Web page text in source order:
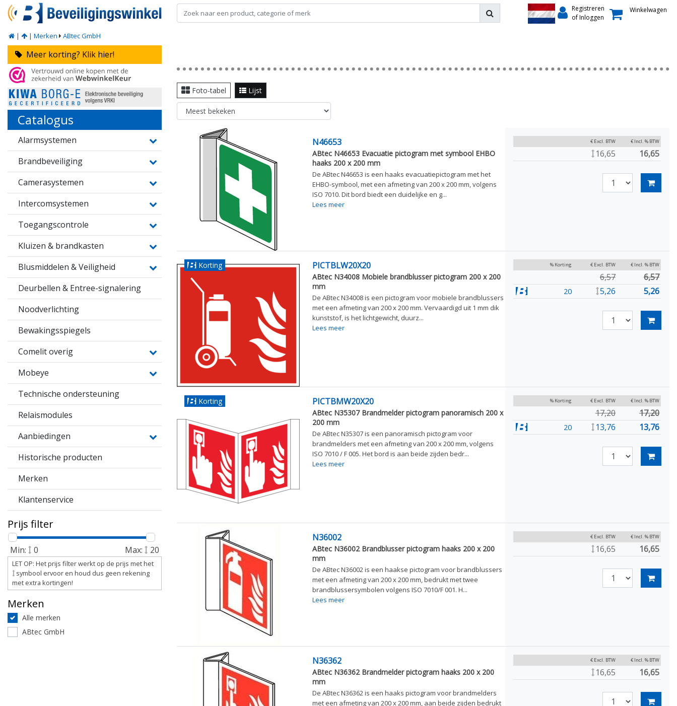
Registreren
of Inloggen
Winkelwagen
| | Merken ABtec GmbH
Meer korting? Klik hier!
Catalogus
Alarmsystemen
Brandbeveiliging
Camerasystemen
Intercomsystemen
Toegangscontrole
Kluizen & brandkasten
Blusmiddelen & Veiligheid
Deurbellen & Entree-signalering
Noodverlichting
Bewakingsspiegels
Comelit overig
Mobeye
Technische ondersteuning
Relaismodules
Aanbiedingen
Historische producten
Merken
Klantenservice
Prijs filter
Min: 0 Max: 20
LET OP: Het prijs filter werkt op de prijs met het
symbool ervoor en houd dus geen rekening
met extra kortingen!
Merken
Alle merken
ABtec GmbH
Foto-tabel Lijst
N46653
ABtec N46653 Evacuatie pictogram met symbool EHBO
haaks 200 x 200 mm
De ABtec N46653 is een haaks evacuatiepictogram met het
EHBO-symbool, met een afmeting van 200 x 200 mm, volgens
ISO 7010. Dit bord biedt een duidelijke en g...
Lees meer
€ Excl. BTW € Incl. % BTW
16,65 16,65
Korting PICTBLW20X20
ABtec N34008 Mobiele brandblusser pictogram 200 x 200
mm
De ABtec N34008 is een pictogram voor mobiele brandblussers
met een afmeting van 200 x 200 mm. Vervaardigd uit 1 mm dik
kunststof, is het lichtgewicht, duurz...
Lees meer
% Korting € Excl. BTW € Incl. % BTW
6,57 6,57
20 5,26 5,26
Korting PICTBMW20X20
ABtec N35307 Brandmelder pictogram panoramisch 200 x
200 mm
De ABtec N35307 is een panoramisch pictogram voor
brandmelders met een afmeting van 200 x 200 mm, volgens
ISO 7010 / F 005. Het bord is aan beide zijden bedr...
Lees meer
% Korting € Excl. BTW € Incl. % BTW
17,20 17,20
20 13,76 13,76
N36002
ABtec N36002 Brandblusser pictogram haaks 200 x 200
mm
De ABtec N36002 is een haakse pictogram voor brandblussers
met een afmeting van 200 x 200 mm, bedrukt met twee
brandblussersymbolen volgens ISO 7010/F 001. H...
Lees meer
€ Excl. BTW € Incl. % BTW
16,65 16,65
N36362
ABtec N36362 Brandmelder pictogram haaks 200 x 200
mm
De ABtec N36362 is een haaks pictogram voor brandmelders
met een afmeting van 200 x 200 mm, aan beide zijden bedrukt
€ Excl. BTW € Incl. % BTW
16,65 16,65